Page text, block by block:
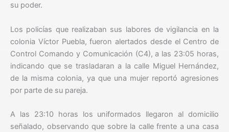
su poder.
Los policías que realizaban sus labores de vigilancia en la
colonia Víctor Puebla, fueron alertados desde el Centro de
Control Comando y Comunicación (C4), a las 23:05 horas,
indicando que se trasladaran a la calle Miguel Hernández,
de la misma colonia, ya que una mujer reportó agresiones
por parte de su pareja.
A las 23:10 horas los uniformados llegaron al domicilio
señalado, observando que sobre la calle frente a una casa